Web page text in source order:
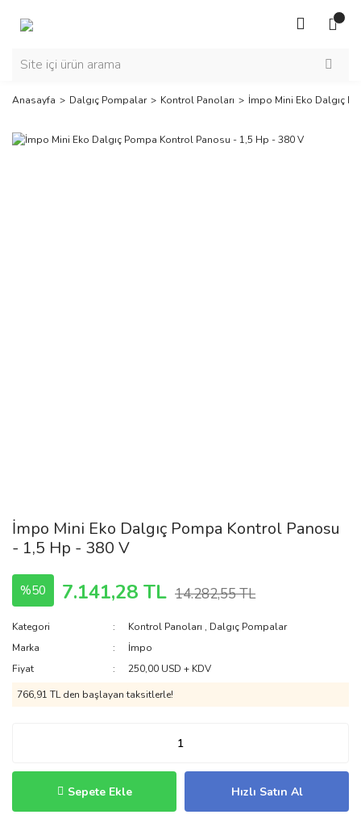
Anasayfa Dalgıç Pompalar Kontrol Panoları İmpo Mini Eko Dalgıç
İmpo Mini Eko Dalgıç Pompa Kontrol Panosu
- 1,5 Hp - 380 V
%50 7.141,28 TL 14.282,55 TL
Kategori Kontrol Panoları , Dalgıç Pompalar
Marka
İmpo
Fiyat
250,00 USD + KDV
766,91 TL den başlayan taksitlerle!
Sepete Ekle Hızlı Satın Al